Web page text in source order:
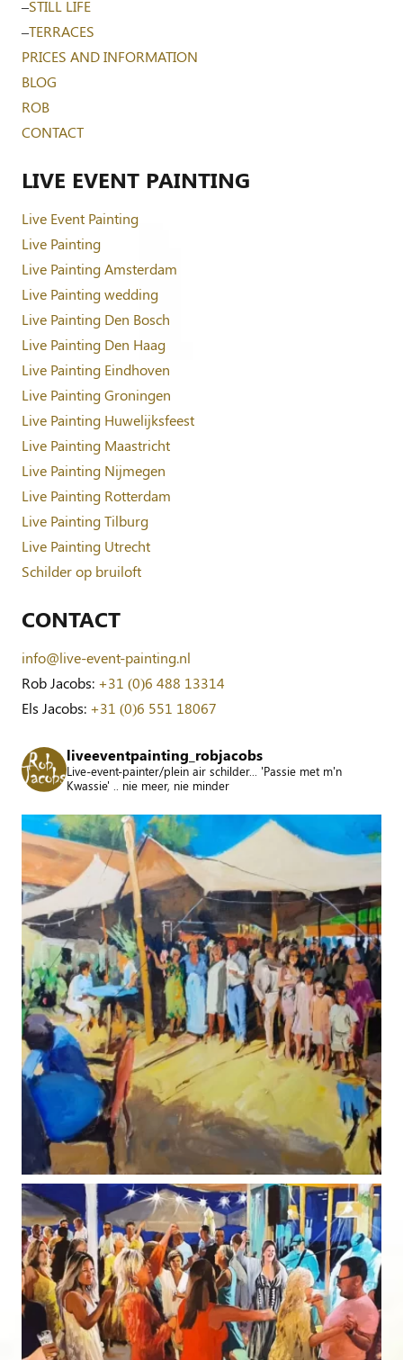
–STILL LIFE
–TERRACES
PRICES AND INFORMATION
BLOG
ROB
CONTACT
LIVE EVENT PAINTING
Live Event Painting
Live Painting
Live Painting Amsterdam
Live Painting wedding
Live Painting Den Bosch
Live Painting Den Haag
Live Painting Eindhoven
Live Painting Groningen
Live Painting Huwelijksfeest
Live Painting Maastricht
Live Painting Nijmegen
Live Painting Rotterdam
Live Painting Tilburg
Live Painting Utrecht
Schilder op bruiloft
CONTACT
info@live-event-painting.nl
Rob Jacobs: +31 (0)6 488 13314
Els Jacobs: +31 (0)6 551 18067
liveeventpainting_robjacobs
Live-event-painter/plein air schilder... 'Passie met m'n
Kwassie' .. nie meer, nie minder